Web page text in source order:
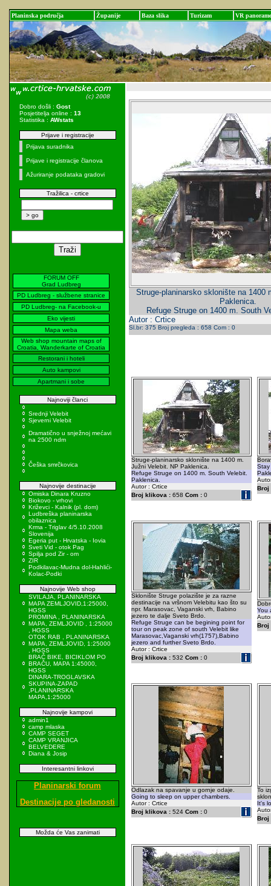
Planinska područja Županije Baza slika Turizam VR panorame
Dobro došli : Gost
Posjetitelja online : 13
Statistika : AWstats
Prijave i registracije
Prijava suradnika
Prijave i registracije članova
Ažuriranje podataka gradovi
Tražilica - crtice
FORUM OFF
Grad Ludbreg
PD Ludbreg - službene stranice
PD Ludbreg- na Facebook-u
Eko vijesti
Mapa weba
Web shop mountain maps of
Croatia, Wanderkarte of Croatia
Restorani i hoteli
Auto kampovi
Apartmani i sobe
Najnoviji članci
Srednji Velebit
Sjeverni Velebit
Dramatično u snježnoj mećavi
na 2500 ndm
Češka smrčkovica
Najnovije destinacije
Omiska Dinara Kruzno
Biokovo - vrhovi
Križevci - Kalnik (pl. dom)
Ludbreška planinarska
obilaznica
Krma - Triglav 4/5.10.2008
Slovenija
Egeria put - Hrvatska - Iovia
Sveti Vid - otok Pag
Spilja pod Zir - om
ZIR
Podkilavac-Mudna dol-Hahlići-
Kolac-Podki
Najnovije Web shop
SVILAJA, PLANINARSKA
MAPA ZEMLJOVID,1:25000,
HGSS
PROMINA , PLANINARSKA
MAPA, ZEMLJOVID , 1:25000
, HGSS
OTOK RAB , PLANINARSKA
MAPA, ZEMLJOVID, 1:25000
, HGSS
BRAČ BIKE, BICIKLOM PO
BRAČU, MAPA 1:45000,
HGSS
DINARA-TROGLAVSKA
SKUPINA-ZAPAD
,PLANINARSKA
MAPA,1:25000
Najnovije kampovi
admin1
camp mlaska
CAMP SEGET
CAMP VRANJICA
BELVEDERE
Diana & Josip
Interesantni linkovi
Planinarski forum
Destinacije po gledanosti
Možda će Vas zanimati
Struge-planinarsko sklonište na 1400
Paklenica.
Refuge Struge on 1400 m. South
Autor : Crtice
Sl.br: 375 Broj pregleda : 658 Com : 0
Struge-planinarsko sklonište na 1400 m.
Južni Velebit. NP Paklenica.
Refuge Struge on 1400 m. South Velebit.
Paklenica.
Autor : Crtice
Broj klikova :658 Com :0
Stay
Broj
Sklonište Struge polazište je za razne
destinacije na vršnom Velebitu kao što su
npr. Marasovac, Vaganski vrh, Babino
jezero te dalje Sveto Brdo.
Refuge Struge can be begining point for
tour on peak zone of south Velebit like
Marasovac,Vaganski vrh(1757),Babino
jezero and further Sveto Brdo.
Autor : Crtice
Broj klikova :532 Com :0
You
Broj
Odlazak na spavanje u gornje odaje.
Going to sleep on upper chambers.
Autor : Crtice
Broj klikova :524 Com :0
To
It's
Broj